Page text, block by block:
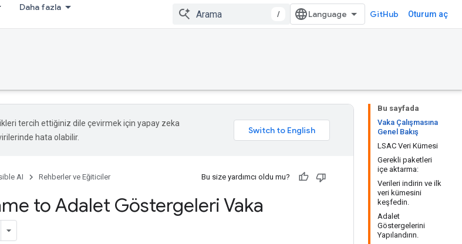
Daha fazla
/ GitHub Oturum aç
Bu sayfada
Vaka Çalışmasına
Genel Bakış
LSAC Veri Kümesi
Gerekli paketleri
içe aktarma:
Verileri indirin ve ilk
veri kümesini
keşfedin.
Adalet
Göstergelerini
Yapılandırın.
tercih ettiğiniz dile çevirmek için yapay zeka
hata olabilir.
AI Rehberler ve Eğiticiler Bu size yardımcı oldu mu?
to Adalet Göstergeleri Vaka